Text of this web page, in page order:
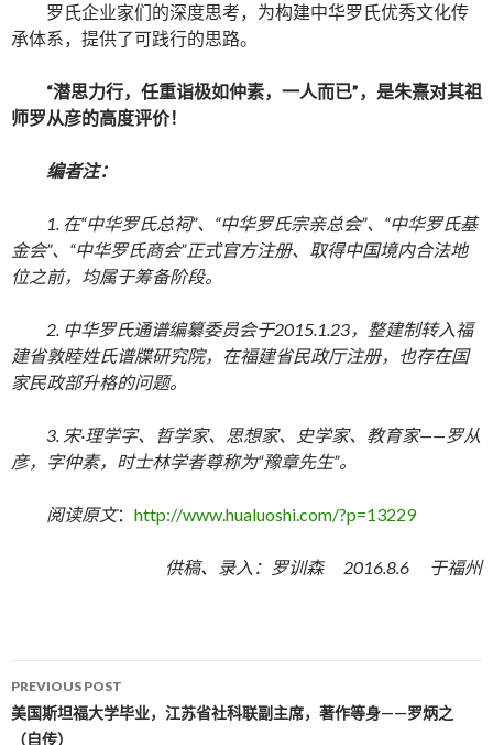
罗氏企业家们的深度思考，为构建中华罗氏优秀文化传
承体系，提供了可践行的思路。
“潜思力行，任重诣极如仲素，一人而已”，是朱熹对其祖
师罗从彦的高度评价！
编者注：
1. 在“中华罗氏总祠”、 “中华罗氏宗亲总会”、 “中华罗氏基
金会”、“中华罗氏商会”正式官方注册、取得中国境内合法地
位之前， 均属于筹备阶段。
2. 中华罗氏通谱编纂委员会于2015.1.23，
整建制转入福
建省敦睦姓氏谱牒研究院，在福建省民政厅注册，也存在国
家民政部升格的问题。
3. 宋·理学字、哲学家、思想家、史学家、教育家——罗从
彦，字仲素，时士林学者尊称为“豫章先生”。
阅读原文： http://www.hualuoshi.com/?p=13229
供稿、录入：罗训森 2016.8.6 于福州
Post navigation
PREVIOUS POST
美国斯坦福大学毕业，江苏省社科联副主席，著作等身——罗炳之
（自传）